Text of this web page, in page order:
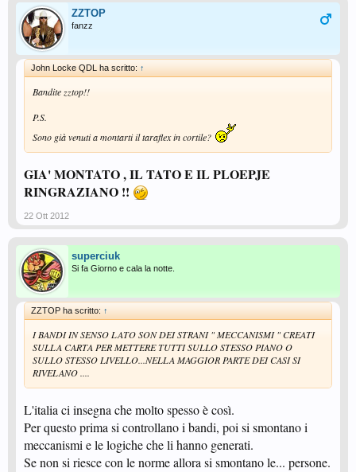
ZZTOP
fanzz
John Locke QDL ha scritto: ↑
Bandite zztop!!
P.S.
Sono già venuti a montarti il taraflex in cortile?
GIA' MONTATO , IL TATO E IL PLOEPJE
RINGRAZIANO !!
22 Ott 2012
superciuk
Si fa Giorno e cala la notte.
ZZTOP ha scritto: ↑
I BANDI IN SENSO LATO SON DEI STRANI " MECCANISMI " CREATI
SULLA CARTA PER METTERE TUTTI SULLO STESSO PIANO O
SULLO STESSO LIVELLO...NELLA MAGGIOR PARTE DEI CASI SI
RIVELANO ....
L'italia ci insegna che molto spesso è così.
Per questo prima si controllano i bandi, poi si smontano i
meccanismi e le logiche che li hanno generati.
Se non si riesce con le norme allora si smontano le... persone.